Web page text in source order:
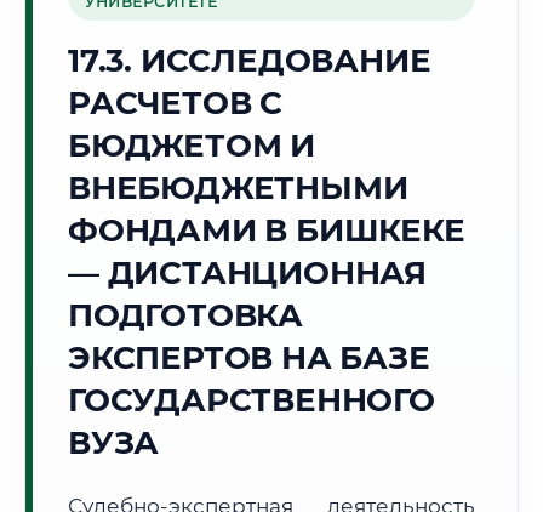
Стоимость по программам обучения "Судебная экспертиза"
Стоимость по программам обучения "Экспертиза"
🏔️
Г. БИШКЕК
Точное местное время:
18:21:28
Пятница, 7 Августа
🌅 Восход:05:59
17.3. ИССЛЕДОВАНИЕ
РАСЧЕТОВ С
БЮДЖЕТОМ И
ВНЕБЮДЖЕТНЫМИ
ФОНДАМИ В БИШКЕКЕ
— ДИСТАНЦИОННАЯ
ПОДГОТОВКА
ЭКСПЕРТОВ НА БАЗЕ
ГОСУДАРСТВЕННОГО
ВУЗА
Судебно-экспертная деятельность